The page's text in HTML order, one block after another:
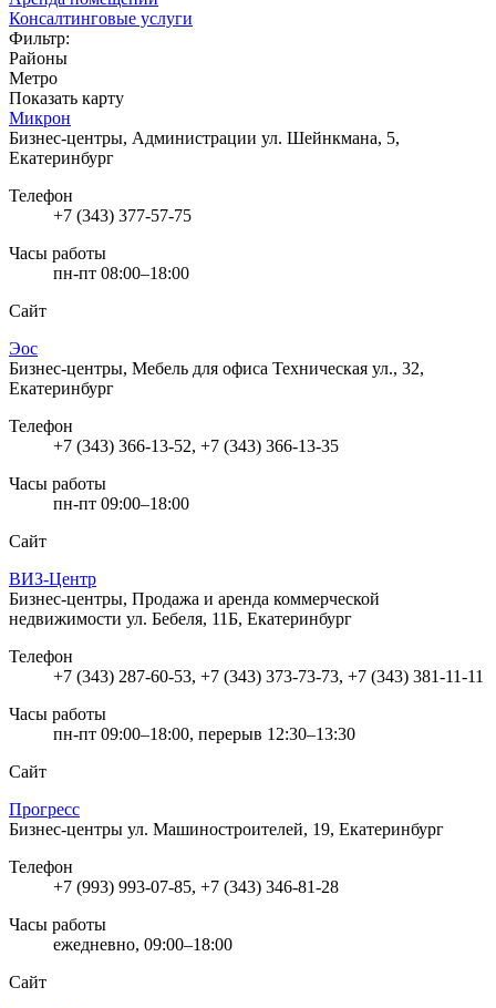
Консалтинговые услуги
Фильтр:
Районы
Метро
Показать карту
Микрон
Бизнес-центры, Администрации ул. Шейнкмана, 5,
Екатеринбург
Телефон
+7 (343) 377-57-75
Часы работы
пн-пт 08:00–18:00
Сайт
Эос
Бизнес-центры, Мебель для офиса Техническая ул., 32,
Екатеринбург
Телефон
+7 (343) 366-13-52, +7 (343) 366-13-35
Часы работы
пн-пт 09:00–18:00
Сайт
ВИЗ-Центр
Бизнес-центры, Продажа и аренда коммерческой
недвижимости ул. Бебеля, 11Б, Екатеринбург
Телефон
+7 (343) 287-60-53, +7 (343) 373-73-73, +7 (343) 381-11-11
Часы работы
пн-пт 09:00–18:00, перерыв 12:30–13:30
Сайт
Прогресс
Бизнес-центры ул. Машиностроителей, 19, Екатеринбург
Телефон
+7 (993) 993-07-85, +7 (343) 346-81-28
Часы работы
ежедневно, 09:00–18:00
Сайт